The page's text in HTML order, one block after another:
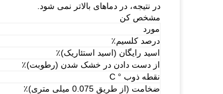
در نتیجه، در دماهای بالاتر نمی شود.
مشخص کن
مورد
درصد کلسیم٪
اسید رایگان (اسید استئاریک)٪
از دست دادن در خشک شدن (رطوبت)٪
نقطه ذوب ° C
ضخامت (از طریق 0.075 میلی متری)٪